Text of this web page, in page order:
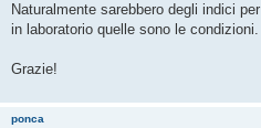
Naturalmente sarebbero degli indici
in laboratorio quelle sono le condizioni.
Grazie!
ponca